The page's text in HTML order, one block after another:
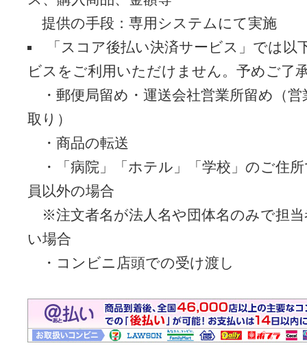
提供の手段：専用システムにて実施
「スコア後払い決済サービス」では以
ビスをご利用いただけません。予めご了
・郵便局留め・運送会社営業所留め（営
取り）
・商品の転送
・「病院」「ホテル」「学校」のご住
員以外の場合
※注文者名が法人名や団体名のみで担当
い場合
・コンビニ店頭での受け渡し